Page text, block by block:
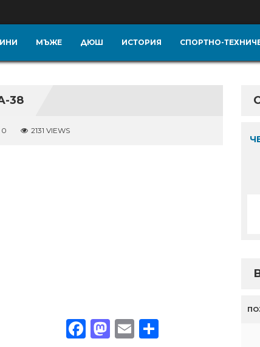
МЪЖЕ ДЮШ ИСТОРИЯ СПОРТНО-
38
0 2131 VIEWS
Facebook
Mastodon
EmailShare